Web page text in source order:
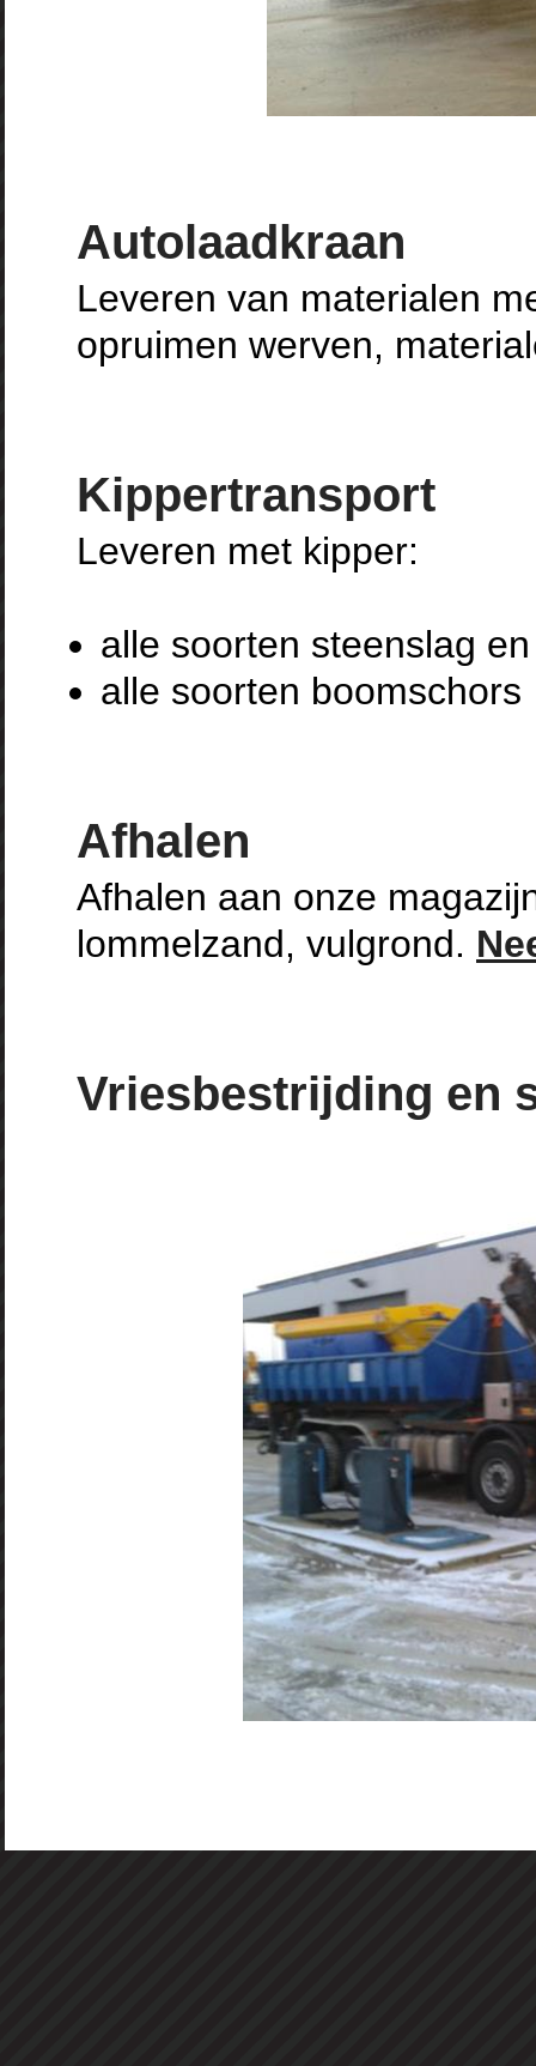
Autolaadkraan
Leveren van materialen
opruimen werven,
Kippertransport
Leveren met kipper:
alle soorten steenslag
alle soorten boomschors
Afhalen
Afhalen aan onze
lommelzand, vulgrond.
Vriesbestrijding en